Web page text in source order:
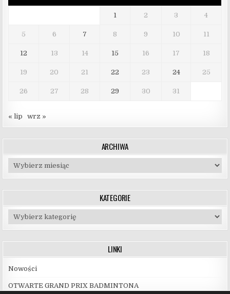
1 2 3 4
5 6 7 8 9 10 11
12 13 14 15 16 17 18
19 20 21 22 23 24 25
26 27 28 29 30 31
« lip wrz »
ARCHIWA
Archiwa
KATEGORIE
Kategorie
LINKI
Nowości
OTWARTE GRAND PRIX BADMINTONA